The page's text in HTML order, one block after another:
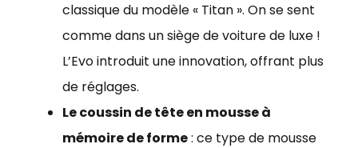
classique du modèle « Titan ». On se sent
comme dans un siège de voiture de luxe !
L’Evo introduit une innovation, offrant plus
de réglages.
Le coussin de tête en mousse à
mémoire de forme: ce type de mousse